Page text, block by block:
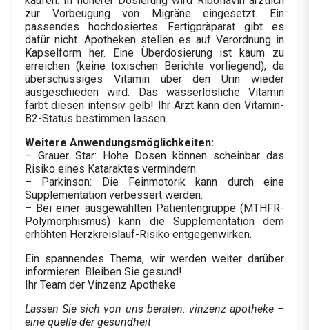
zur Vorbeugung von Migräne eingesetzt. Ein
passendes hochdosiertes Fertigpräparat gibt es
dafür nicht. Apotheken stellen es auf Verordnung in
Kapselform her. Eine Überdosierung ist kaum zu
erreichen (keine toxischen Berichte vorliegend), da
überschüssiges Vitamin über den Urin wieder
ausgeschieden wird. Das wasserlösliche Vitamin
färbt diesen intensiv gelb! Ihr Arzt kann den Vitamin-
B2-Status bestimmen lassen.
Weitere Anwendungsmöglichkeiten:
– Grauer Star: Hohe Dosen können scheinbar das
Risiko eines Kataraktes vermindern.
– Parkinson: Die Feinmotorik kann durch eine
Supplementation verbessert werden.
– Bei einer ausgewählten Patientengruppe (MTHFR-
Polymorphismus) kann die Supplementation dem
erhöhten Herzkreislauf-Risiko entgegenwirken.
Ein spannendes Thema, wir werden weiter darüber
informieren. Bleiben Sie gesund!
Ihr Team der Vinzenz Apotheke
Lassen Sie sich von uns beraten: vinzenz apotheke –
eine quelle der gesundheit